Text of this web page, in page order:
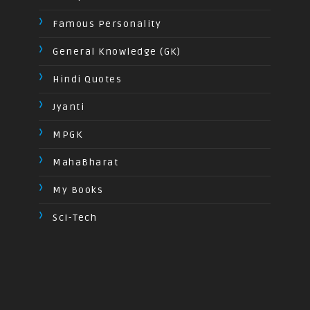
Famous Personality
General Knowledge (GK)
Hindi Quotes
Jyanti
MPGK
MahaBharat
My Books
Sci-Tech